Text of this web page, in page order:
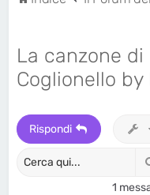
La canzone
Coglionello by
Rispondi
1